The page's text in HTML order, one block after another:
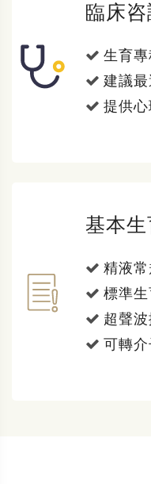
臨床咨
生育
建議
提供
基本
精液
標準
超聲
可轉